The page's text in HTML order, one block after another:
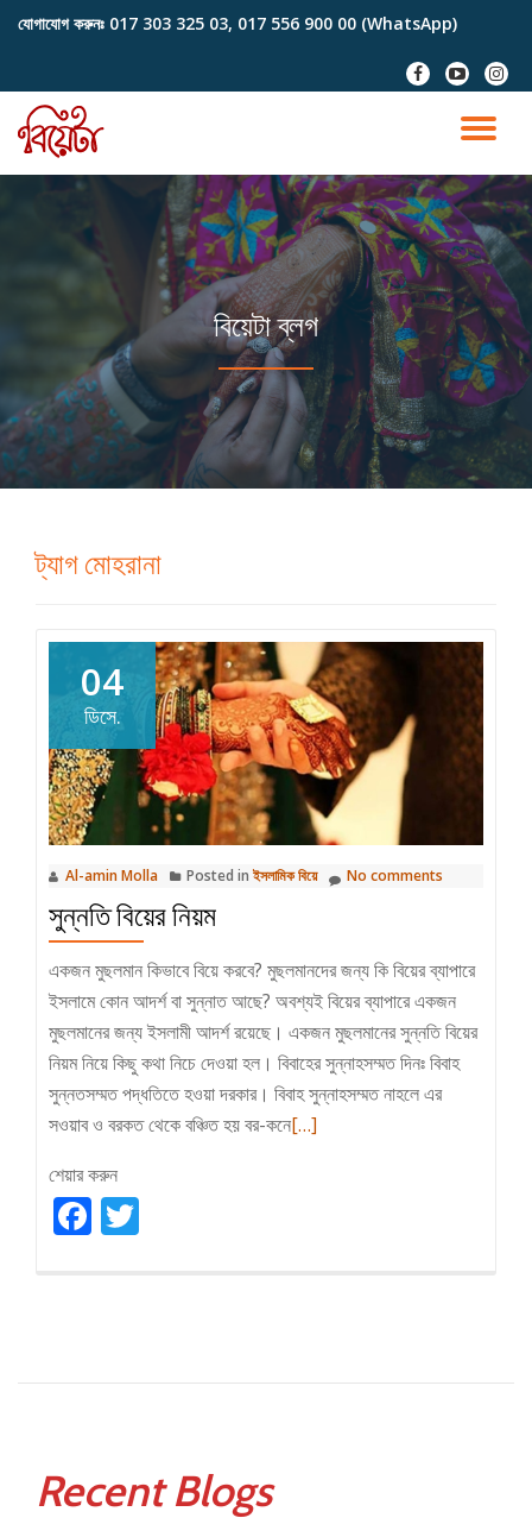
content
যোগাযোগ করুনঃ 017 303 325 03, 017 556 900 00 (WhatsApp)
fa-
facebook
fa-
youtube-
play
fa-
বিয়েটা ব্লগ
ট্যাগ মোহরানা
04
ডিসে.
Al-amin Molla Posted in ইসলামিক বিয়ে No comments
সুন্নতি বিয়ের নিয়ম
একজন মুছলমান কিভাবে বিয়ে করবে? মুছলমানদের জন্য কি বিয়ের ব্যাপারে
ইসলামে কোন আদর্শ বা সুন্নাত আছে? অবশ্যই বিয়ের ব্যাপারে একজন
মুছলমানের জন্য ইসলামী আদর্শ রয়েছে। একজন মুছলমানের সুন্নতি বিয়ের
নিয়ম নিয়ে কিছু কথা নিচে দেওয়া হল। বিবাহের সুন্নাহসম্মত দিনঃ বিবাহ
সুন্নতসম্মত পদ্ধতিতে হওয়া দরকার। বিবাহ সুন্নাহসম্মত নাহলে এর
সওয়াব ও বরকত থেকে বঞ্চিত হয় বর-কনেRead
[…]
শেয়ার করুন
Facebook
Recent Blogs